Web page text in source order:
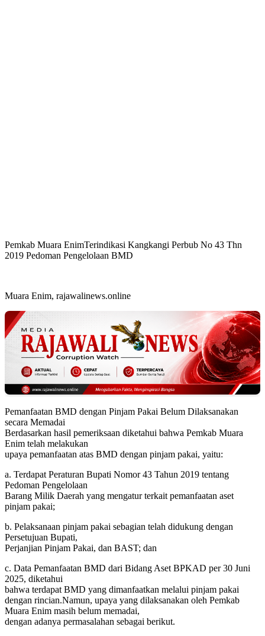
Pemkab Muara EnimTerindikasi Kangkangi Perbub No 43 Thn
2019 Pedoman Pengelolaan BMD
Muara Enim, rajawalinews.online
Pemanfaatan BMD dengan Pinjam Pakai Belum Dilaksanakan
secara Memadai
Berdasarkan hasil pemeriksaan diketahui bahwa Pemkab Muara
Enim telah melakukan
upaya pemanfaatan atas BMD dengan pinjam pakai, yaitu:
a. Terdapat Peraturan Bupati Nomor 43 Tahun 2019 tentang
Pedoman Pengelolaan
Barang Milik Daerah yang mengatur terkait pemanfaatan aset
pinjam pakai;
b. Pelaksanaan pinjam pakai sebagian telah didukung dengan
Persetujuan Bupati,
Perjanjian Pinjam Pakai, dan BAST; dan
c. Data Pemanfaatan BMD dari Bidang Aset BPKAD per 30 Juni
2025, diketahui
bahwa terdapat BMD yang dimanfaatkan melalui pinjam pakai
dengan rincian.Namun, upaya yang dilaksanakan oleh Pemkab
Muara Enim masih belum memadai,
dengan adanya permasalahan sebagai berikut.